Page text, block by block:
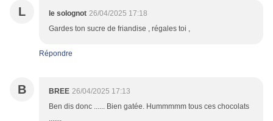
L le solognot 26/04/2025 17:18
Gardes ton sucre de friandise , régales toi ,
Répondre
B BREE 26/04/2025 17:13
Ben dis donc ...... Bien gatée. Hummmmm tous ces chocolats
.......